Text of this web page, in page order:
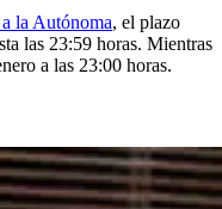
la Autónoma, el plazo
las 23:59 horas. Mientras
a las 23:00 horas.